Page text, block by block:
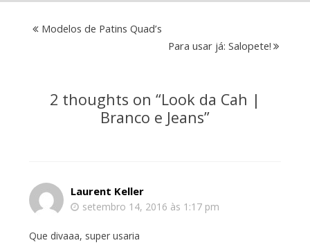
Modelos de Patins Quad’s
Para usar já: Salopete!
2 thoughts on “Look da Cah |
Branco e Jeans”
Laurent Keller
setembro 14, 2016 às 1:17 pm
Que divaaa, super usaria